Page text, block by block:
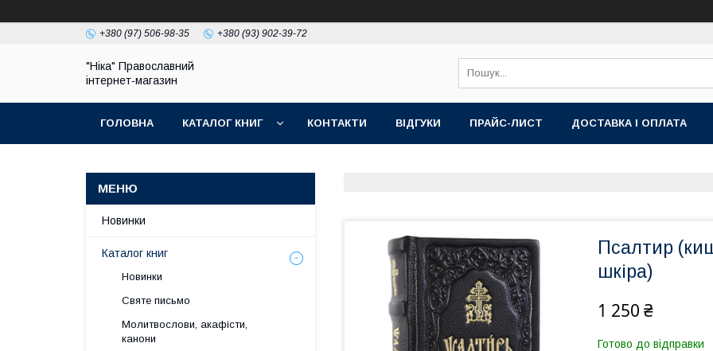
+380 (97) 506-98-35 +380 (93) 902-39-72
"Ніка" Православний
інтернет-магазин
ГОЛОВНА КАТАЛОГ КНИГ КОНТАКТИ ВІДГУКИ ПРАЙС-ЛИСТ ДОСТАВКА І ОПЛАТА
Псалтир
шкіра)
1 250 ₴
Готово до відправки
Новинки
Каталог книг
Новинки
Святе письмо
Молитвослови, акафісти,
канони